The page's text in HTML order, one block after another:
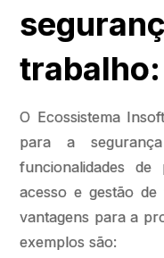
trabalho:
O Ecossistema
para a
funcionalidades
acesso e gestão
vantagens para a
exemplos são: